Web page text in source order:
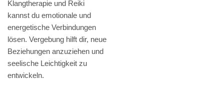
Klangtherapie und Reiki
kannst du emotionale und
energetische Verbindungen
lösen. Vergebung hilft dir, neue
Beziehungen anzuziehen und
seelische Leichtigkeit zu
entwickeln.